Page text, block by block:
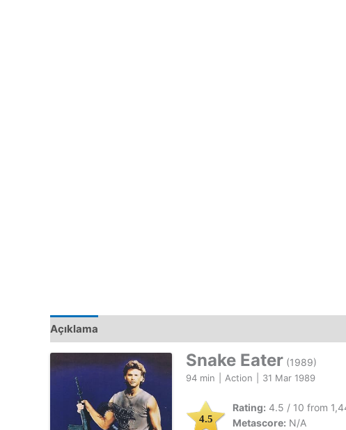
Açıklama
Snake Eater (1989)
94 min Action 31 Mar 1989
4.5
Rating: 4.5 / 10 from
Metascore: N/A